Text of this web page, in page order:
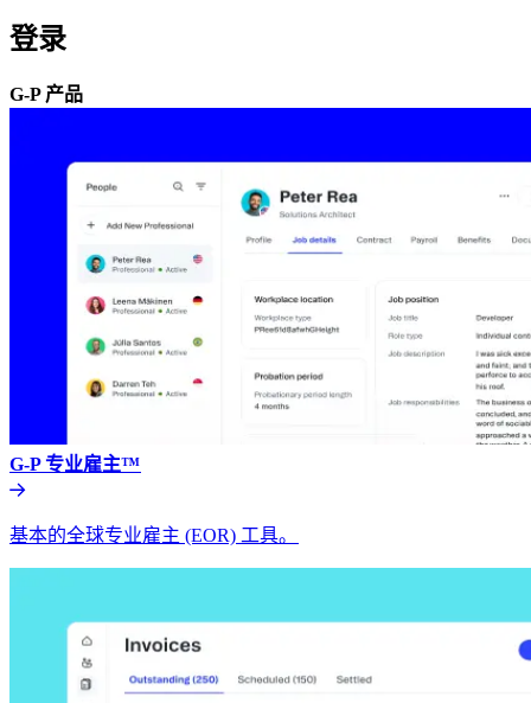
登录​​
G-P 产品​​
G-P 专业雇主™​​
基本的全球专业雇主 (EOR) 工具。​​